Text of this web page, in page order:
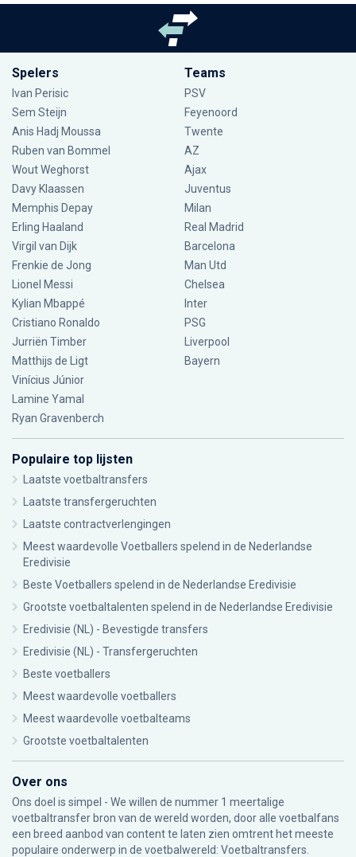
Spelers
Ivan Perisic
Sem Steijn
Anis Hadj Moussa
Ruben van Bommel
Wout Weghorst
Davy Klaassen
Memphis Depay
Erling Haaland
Virgil van Dijk
Frenkie de Jong
Lionel Messi
Kylian Mbappé
Cristiano Ronaldo
Jurriën Timber
Matthijs de Ligt
Vinícius Júnior
Lamine Yamal
Ryan Gravenberch
Teams
PSV
Feyenoord
Twente
AZ
Ajax
Juventus
Milan
Real Madrid
Barcelona
Man Utd
Chelsea
Inter
PSG
Liverpool
Bayern
Populaire top lijsten
Laatste voetbaltransfers
Laatste transfergeruchten
Laatste contractverlengingen
Meest waardevolle Voetballers spelend in de Nederlandse
Eredivisie
Beste Voetballers spelend in de Nederlandse Eredivisie
Grootste voetbaltalenten spelend in de Nederlandse Eredivisie
Eredivisie (NL) - Bevestigde transfers
Eredivisie (NL) - Transfergeruchten
Beste voetballers
Meest waardevolle voetballers
Meest waardevolle voetbalteams
Grootste voetbaltalenten
Over ons
Ons doel is simpel - We willen de nummer 1 meertalige
voetbaltransfer bron van de wereld worden, door alle voetbalfans
een breed aanbod van content te laten zien omtrent het meeste
populaire onderwerp in de voetbalwereld: Voetbaltransfers.